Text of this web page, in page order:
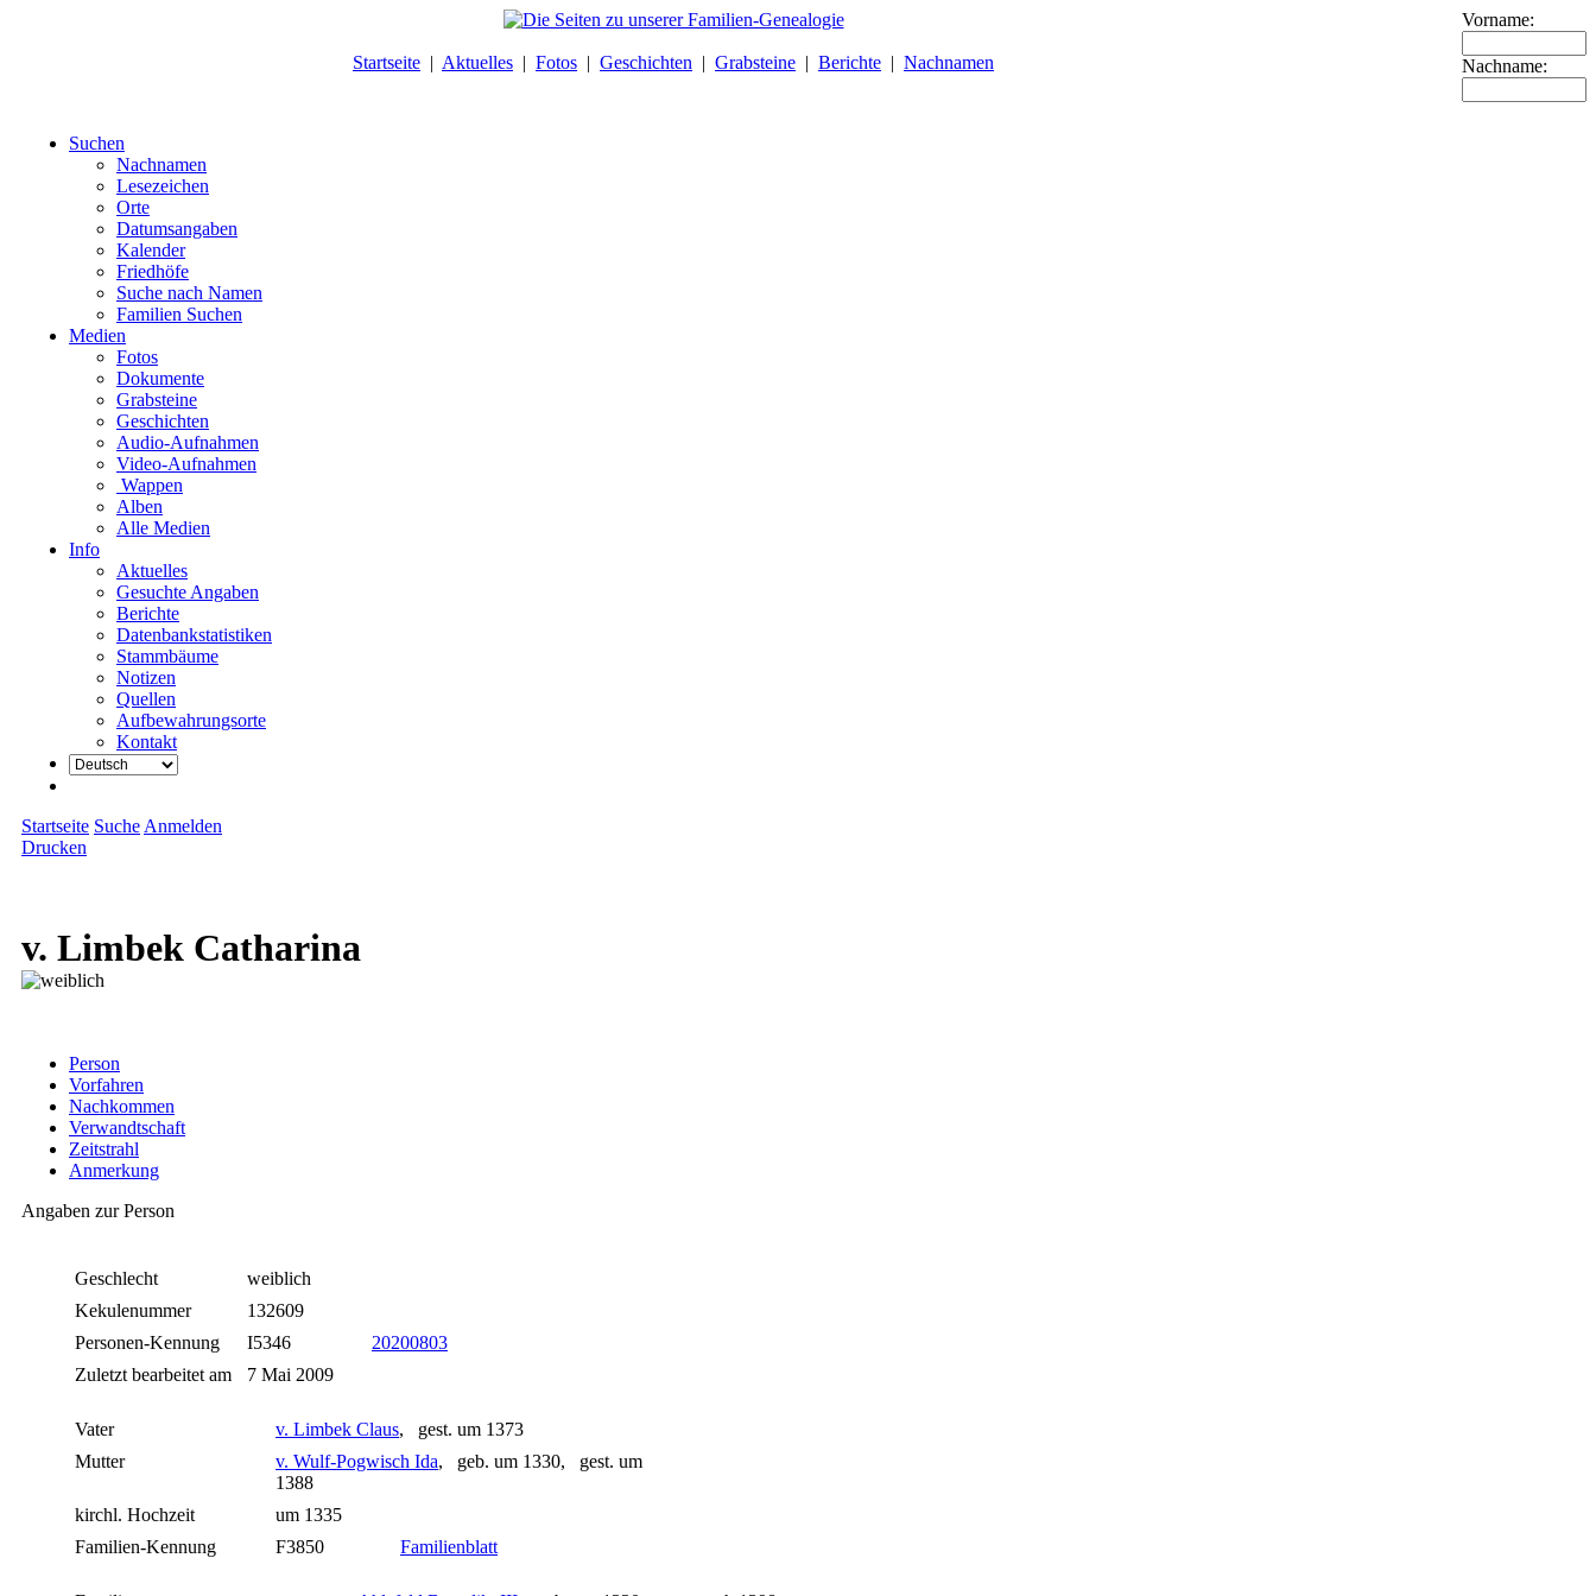
Startseite | Aktuelles | Fotos | Geschichten | Grabsteine | Berichte | Nachnamen
Vorname:
Nachname:
Suchen
Nachnamen
Lesezeichen
Orte
Datumsangaben
Kalender
Friedhöfe
Suche nach Namen
Familien Suchen
Medien
Fotos
Dokumente
Grabsteine
Geschichten
Audio-Aufnahmen
Video-Aufnahmen
Wappen
Alben
Alle Medien
Info
Aktuelles
Gesuchte Angaben
Berichte
Datenbankstatistiken
Stammbäume
Notizen
Quellen
Aufbewahrungsorte
Kontakt
Startseite Suche Anmelden
Drucken
v. Limbek Catharina
Person
Vorfahren
Nachkommen
Verwandtschaft
Zeitstrahl
Anmerkung
Angaben zur Person
Geschlecht
weiblich
Kekulenummer
132609
Personen-Kennung
I5346
20200803
Zuletzt bearbeitet am
7 Mai 2009
Vater v. Limbek Claus, gest. um 1373
Mutter
v. Wulf-Pogwisch Ida, geb. um 1330, gest. um
1388
kirchl. Hochzeit
um 1335
Familien-Kennung
F3850 Familienblatt